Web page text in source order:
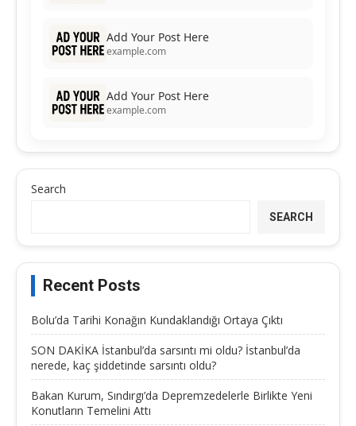
Add Your Post Here
example.com
Add Your Post Here
example.com
Search
SEARCH
Recent Posts
Bolu’da Tarihi Konağın Kundaklandığı Ortaya Çıktı
SON DAKİKA İstanbul’da sarsıntı mi oldu? İstanbul’da
nerede, kaç şiddetinde sarsıntı oldu?
Bakan Kurum, Sındırgı’da Depremzedelerle Birlikte Yeni
Konutların Temelini Attı